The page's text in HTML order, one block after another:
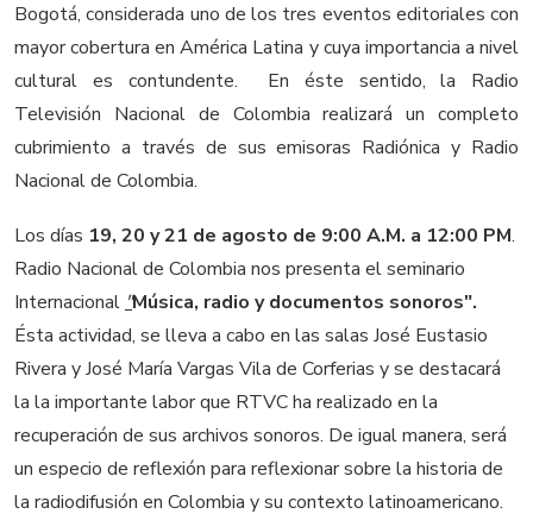
Bogotá, considerada uno de los tres eventos editoriales con
mayor cobertura en América Latina y cuya importancia a nivel
cultural es contundente. En éste sentido, la Radio
Televisión Nacional de Colombia realizará un completo
cubrimiento a través de sus emisoras Radiónica y Radio
Nacional de Colombia.
Los días 19, 20 y 21 de agosto de 9:00 A.M. a 12:00 PM.
Radio Nacional de Colombia nos presenta el seminario
Internacional "Música, radio y documentos sonoros".
Ésta actividad, se lleva a cabo en las salas José Eustasio
Rivera y José María Vargas Vila de Corferias y se destacará
la la importante labor que RTVC ha realizado en la
recuperación de sus archivos sonoros. De igual manera, será
un especio de reflexión para reflexionar sobre la historia de
la radiodifusión en Colombia y su contexto latinoamericano.